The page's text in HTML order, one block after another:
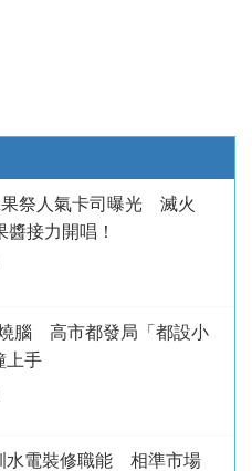
祭人氣卡司曝光 滅火
接力開唱！
腦 高市都發局「都設小
上手
水電裝修職能 相準市場